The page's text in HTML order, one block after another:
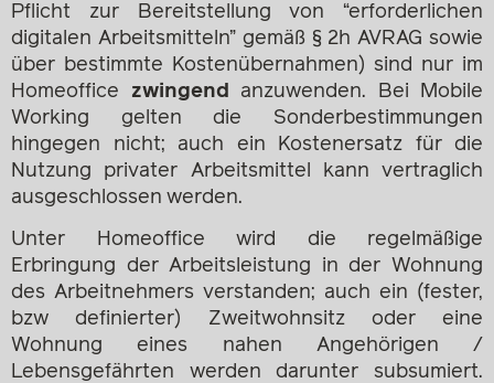
Pflicht zur Bereitstellung von “erforderlichen
digitalen Arbeitsmitteln” gemäß § 2h AVRAG sowie
über bestimmte Kostenübernahmen) sind nur im
Homeoffice zwingend
anzuwenden. Bei Mobile
Working gelten die Sonderbestimmungen
hingegen nicht; auch ein Kostenersatz für die
Nutzung privater Arbeitsmittel kann vertraglich
ausgeschlossen werden.
Unter Homeoffice wird die regelmäßige
Erbringung der Arbeitsleistung in der Wohnung
des Arbeitnehmers verstanden; auch ein (fester,
bzw definierter) Zweitwohnsitz oder eine
Wohnung eines nahen Angehörigen /
Lebensgefährten werden darunter subsumiert.